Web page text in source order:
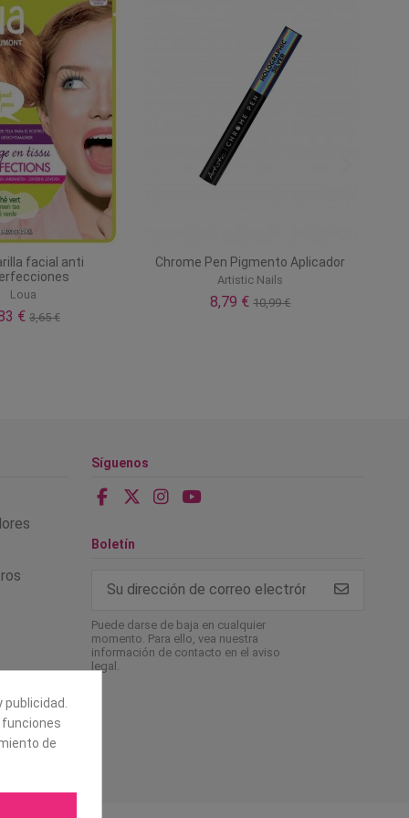
facial anti
Loua
€ 3,65 €
Chrome Pen Pigmento Aplicador
Artistic Nails
8,79 €10,99 €
Síguenos
Boletín
Puede darse de baja en cualquier
momento. Para ello, vea nuestra
información de contacto en el aviso
legal.
publicidad.
de